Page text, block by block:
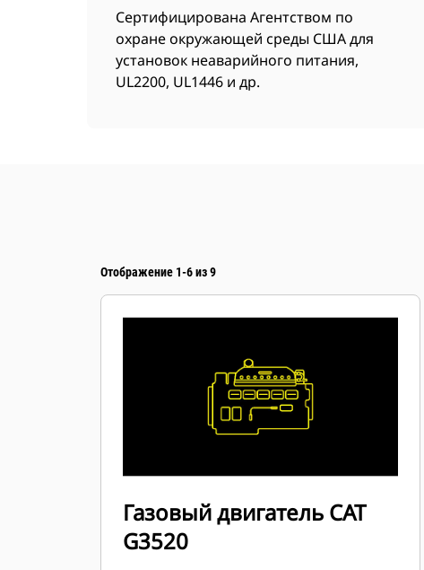
Сертифицирована Агентством по
охране окружающей среды США для
установок неаварийного питания,
UL2200, UL1446 и др.
Отображение 1-6 из 9
Газовый двигатель CAT
G3520